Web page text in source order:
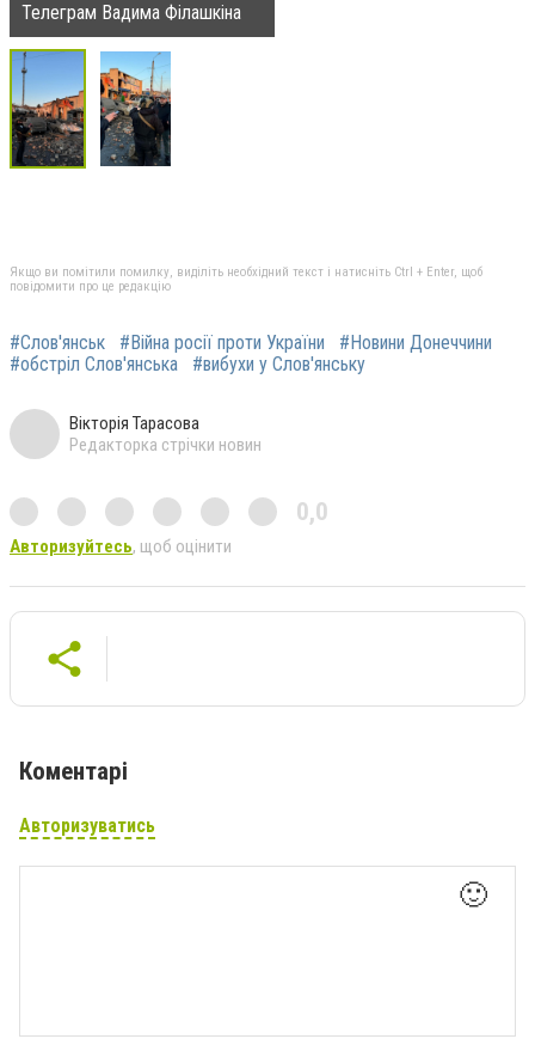
Телеграм Вадима Філашкіна
Якщо ви помітили помилку, виділіть необхідний текст і натисніть Ctrl + Enter, щоб
повідомити про це редакцію
#Слов'янськ #Війна росії проти України
#Новини Донеччини
#обстріл Слов'янська
#вибухи у Слов'янську
Вікторія Тарасова
Редакторка стрічки новин
0,0
Авторизуйтесь, щоб оцінити
Коментарі
Авторизуватись
🙂